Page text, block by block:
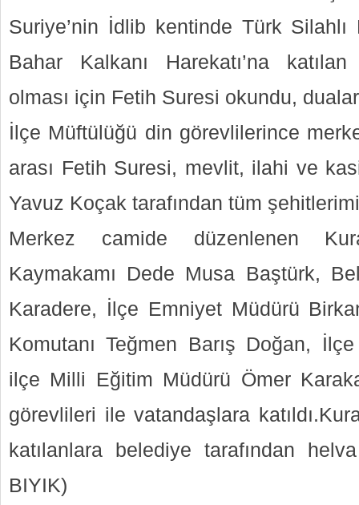
Suriye’nin İdlib kentinde Türk Silahlı
Bahar Kalkanı Harekatı’na
olması için Fetih Suresi okundu,
İlçe Müftülüğü din görevlilerince
arası Fetih Suresi, mevlit, ilahi ve
Yavuz Koçak tarafından tüm
Merkez camide düzenlenen
Kaymakamı Dede Musa Baştürk,
Karadere, İlçe Emniyet Müdürü
Komutanı Teğmen Barış Doğan,
ilçe Milli Eğitim Müdürü Ömer
görevlileri ile vatandaşlara
katılanlara belediye tarafından
BIYIK)